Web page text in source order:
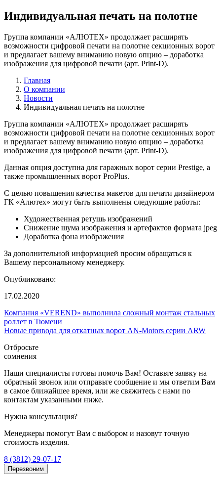
Индивидуальная печать на полотне
Группа компании «АЛЮТЕХ» продолжает расширять
возможности цифровой печати на полотне секционных ворот
и предлагает вашему вниманию новую опцию – доработка
изображения для цифровой печати (арт. Print-D).
Главная
О компании
Новости
Индивидуальная печать на полотне
Группа компании «АЛЮТЕХ» продолжает расширять
возможности цифровой печати на полотне секционных ворот
и предлагает вашему вниманию новую опцию – доработка
изображения для цифровой печати (арт. Print-D).
Данная опция доступна для гаражных ворот серии Prestige, а
также промышленных ворот ProPlus.
С целью повышения качества макетов для печати дизайнером
ГК «Алютех» могут быть выполнены следующие работы:
Художественная ретушь изображений
Снижение шума изображения и артефактов формата jpeg
Доработка фона изображения
За дополнительной информацией просим обращаться к
Вашему персональному менеджеру.
Опубликовано:
17.02.2020
Компания «VEREND» выполнила сложный монтаж стальных
роллет в Тюмени
Новые привода для откатных ворот AN-Motors серии ARW
Отбросьте
сомнения
Наши специалисты готовы помочь Вам! Оставьте заявку на
обратный звонок или отправьте сообщение и мы ответим Вам
в самое ближайшее время, или же свяжитесь с нами по
контактам указанными ниже.
Нужна консультация?
Менеджеры помогут Вам с выбором и назовут точную
стоимость изделия.
8 (3812) 29-07-17
Перезвоним